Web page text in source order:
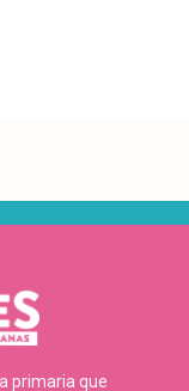
primaria que